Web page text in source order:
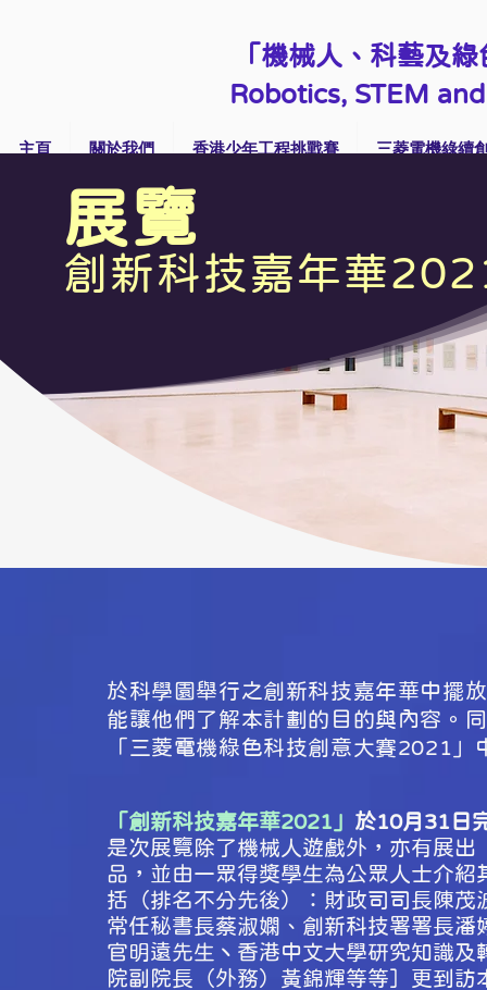
「機械人、科藝及
Robotics, STEM
主頁 關於我們 香港少年工程挑戰賽 三菱電機綠續
​展覽
創新科技嘉年華
於科學園舉行之創新科技嘉年華中擺
能讓他們了解本計劃的目的與內容。
「三菱電機綠色科技創意大賽2021」
「創新科技嘉年華2021」 於10月31日
是次展覽除了機械人遊戲外，亦有展
品，並由一眾得獎學生為公眾人士介
括（排名不分先後）： 財政司司長 陳茂
常任秘書長蔡淑嫻、創新科技署署長
官明遠先生丶香港中文大學研究知識及
院副院長（外務）黃錦輝等等］更到訪